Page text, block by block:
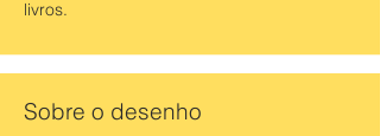
livros.
Sobre o desenho